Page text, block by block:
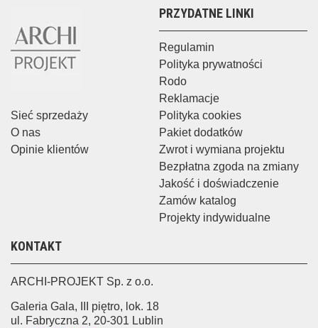
Sieć sprzedaży
O nas
Opinie klientów
PRZYDATNE LINKI
Regulamin
Polityka prywatności
Rodo
Reklamacje
Polityka cookies
Pakiet dodatków
Zwrot i wymiana projektu
Bezpłatna zgoda na zmiany
Jakość i doświadczenie
Zamów katalog
Projekty indywidualne
KONTAKT
ARCHI-PROJEKT Sp. z o.o.
Galeria Gala, III piętro, lok. 18
ul. Fabryczna 2, 20-301 Lublin